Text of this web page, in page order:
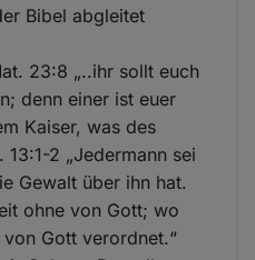
Bibel abgleitet
23:8 „..ihr sollt euch
denn einer ist euer
Kaiser, was des
13:1-2 „Jedermann sei
Gewalt über ihn hat.
ohne von Gott; wo
Gott verordnet.“